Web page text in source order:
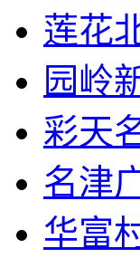
莲花
园岭
彩天
名津
华富